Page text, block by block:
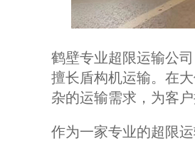
鹤壁专业超限运输公
擅长盾构机运输。在
杂的运输需求，为客
作为一家专业的超限